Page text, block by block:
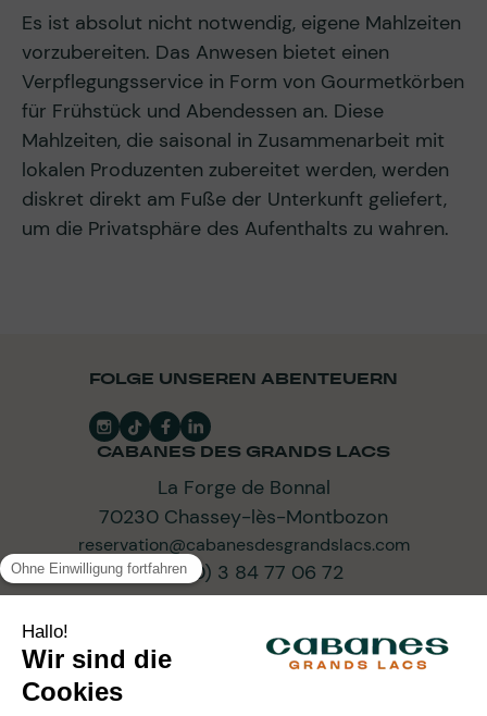
Es ist absolut nicht notwendig, eigene Mahlzeiten
vorzubereiten. Das Anwesen bietet einen
Verpflegungsservice in Form von Gourmetkörben
für Frühstück und Abendessen an. Diese
Mahlzeiten, die saisonal in Zusammenarbeit mit
lokalen Produzenten zubereitet werden, werden
diskret direkt am Fuße der Unterkunft geliefert,
um die Privatsphäre des Aufenthalts zu wahren.
FOLGE UNSEREN ABENTEUERN
CABANES DES GRANDS LACS
La Forge de Bonnal
70230 Chassey-lès-Montbozon
reservation@cabanesdesgrandslacs.com
+33 (0) 3 84 77 06 72
ABONNIEREN SIE UNSEREN NEWSLETTER